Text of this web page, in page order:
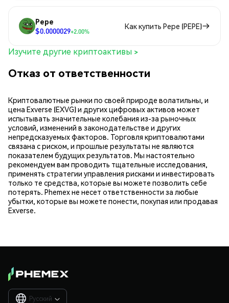
Pepe
$0.0000029+2.00%
Как купить Pepe (PEPE)
Изучите другие криптоактивы >
Отказ от ответственности
Криптовалютные рынки по своей природе волатильны, и
цена Exverse (EXVG) и других цифровых активов может
испытывать значительные колебания из-за рыночных
условий, изменений в законодательстве и других
непредсказуемых факторов. Торговля криптовалютами
связана с риском, и прошлые результаты не являются
показателем будущих результатов. Мы настоятельно
рекомендуем вам проводить тщательные исследования,
применять стратегии управления рисками и инвестировать
только те средства, которые вы можете позволить себе
потерять. Phemex не несет ответственности за любые
убытки, которые вы можете понести, покупая или продавая
Exverse.
Русский 